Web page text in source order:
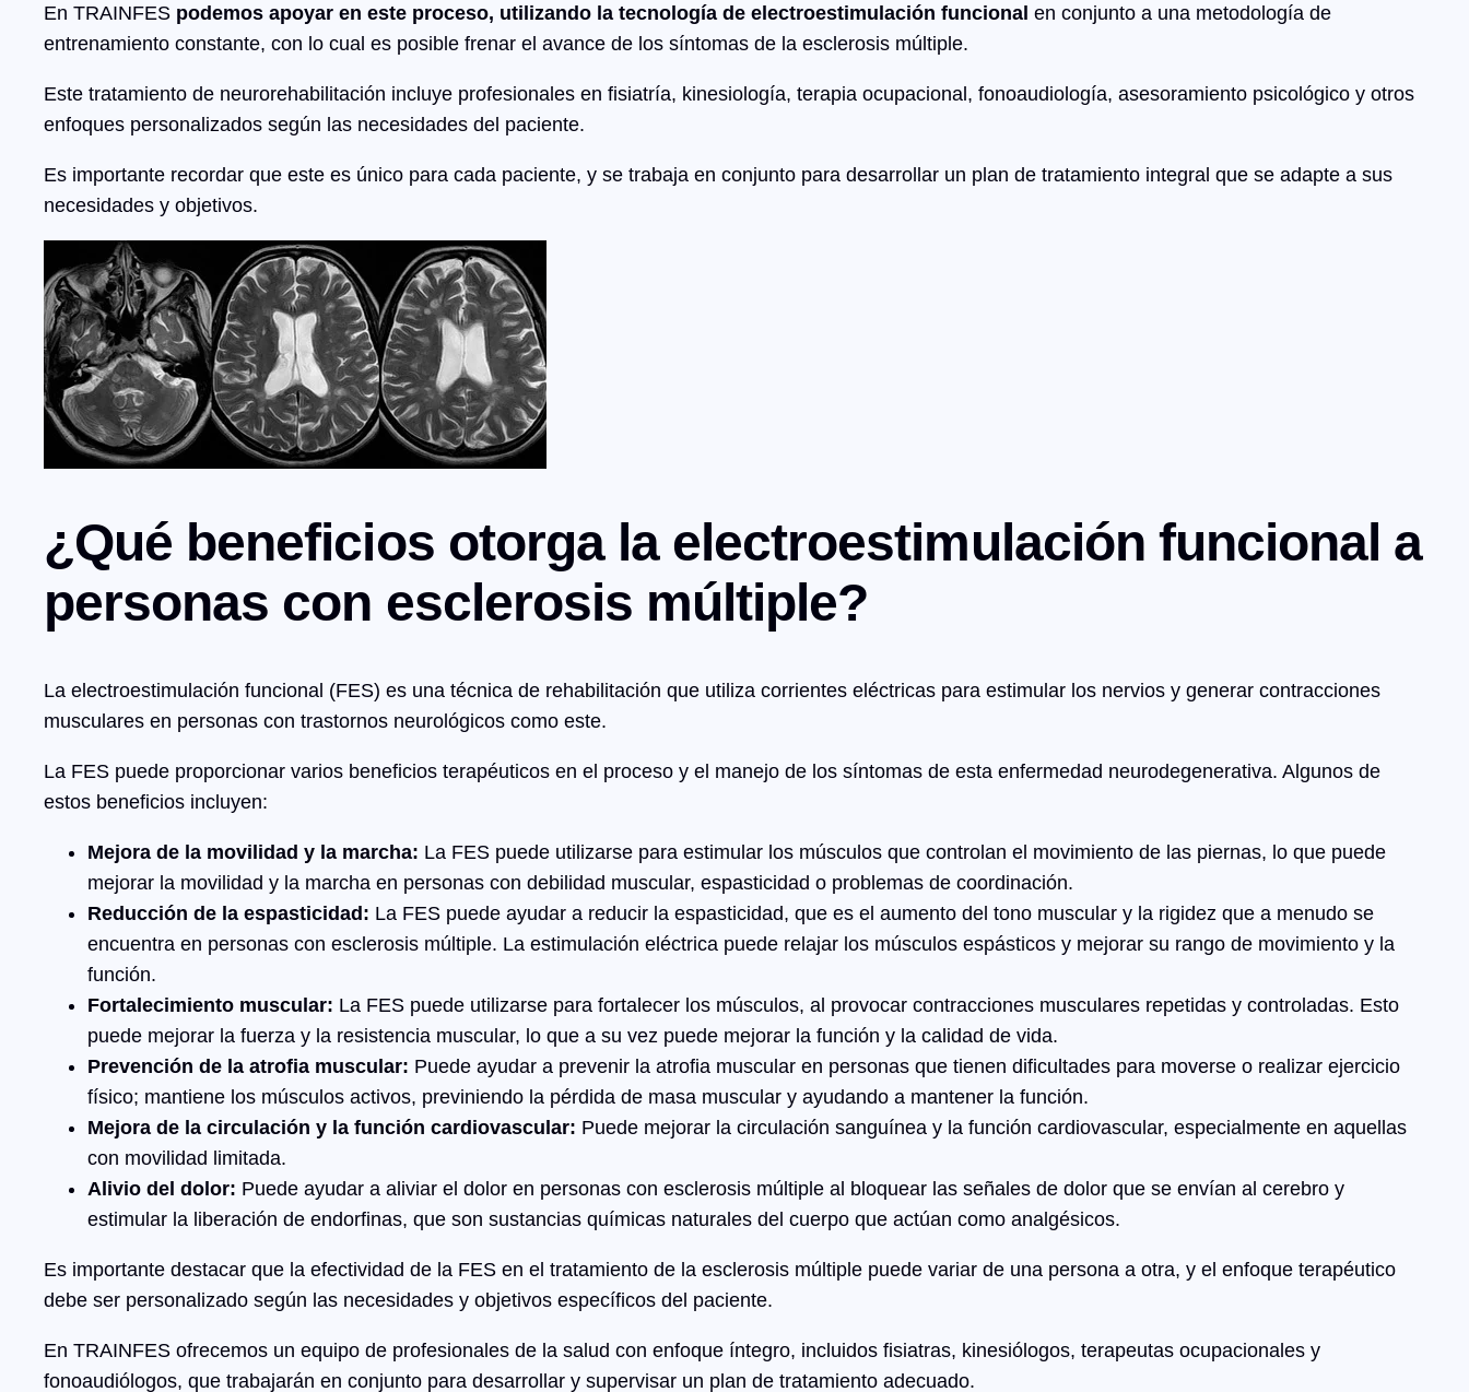
En TRAINFES podemos apoyar en este proceso, utilizando la tecnología de electroestimulación funcional en conjunto a una metodología de
entrenamiento constante, con lo cual es posible frenar el avance de los síntomas de la esclerosis múltiple.
Este tratamiento de neurorehabilitación incluye profesionales en fisiatría, kinesiología, terapia ocupacional, fonoaudiología, asesoramiento psicológico y otros
enfoques personalizados según las necesidades del paciente.
Es importante recordar que este es único para cada paciente, y se trabaja en conjunto para desarrollar un plan de tratamiento integral que se adapte a sus
necesidades y objetivos.
¿Qué beneficios otorga la electroestimulación funcional a
personas con esclerosis múltiple?
La electroestimulación funcional (FES) es una técnica de rehabilitación que utiliza corrientes eléctricas para estimular los nervios y generar contracciones
musculares en personas con trastornos neurológicos como este.
La FES puede proporcionar varios beneficios terapéuticos en el proceso y el manejo de los síntomas de esta enfermedad neurodegenerativa. Algunos de
estos beneficios incluyen:
Mejora de la movilidad y la marcha: La FES puede utilizarse para estimular los músculos que controlan el movimiento de las piernas, lo que puede
mejorar la movilidad y la marcha en personas con debilidad muscular, espasticidad o problemas de coordinación.
Reducción de la espasticidad: La FES puede ayudar a reducir la espasticidad, que es el aumento del tono muscular y la rigidez que a menudo se
encuentra en personas con esclerosis múltiple. La estimulación eléctrica puede relajar los músculos espásticos y mejorar su rango de movimiento y la
función.
Fortalecimiento muscular: La FES puede utilizarse para fortalecer los músculos, al provocar contracciones musculares repetidas y controladas. Esto
puede mejorar la fuerza y la resistencia muscular, lo que a su vez puede mejorar la función y la calidad de vida.
Prevención de la atrofia muscular: Puede ayudar a prevenir la atrofia muscular en personas que tienen dificultades para moverse o realizar ejercicio
físico; mantiene los músculos activos, previniendo la pérdida de masa muscular y ayudando a mantener la función.
Mejora de la circulación y la función cardiovascular: Puede mejorar la circulación sanguínea y la función cardiovascular, especialmente en aquellas
con movilidad limitada.
Alivio del dolor: Puede ayudar a aliviar el dolor en personas con esclerosis múltiple al bloquear las señales de dolor que se envían al cerebro y
estimular la liberación de endorfinas, que son sustancias químicas naturales del cuerpo que actúan como analgésicos.
Es importante destacar que la efectividad de la FES en el tratamiento de la esclerosis múltiple puede variar de una persona a otra, y el enfoque terapéutico
debe ser personalizado según las necesidades y objetivos específicos del paciente.
En TRAINFES ofrecemos un equipo de profesionales de la salud con enfoque íntegro, incluidos fisiatras, kinesiólogos, terapeutas ocupacionales y
fonoaudiólogos, que trabajarán en conjunto para desarrollar y supervisar un plan de tratamiento adecuado.